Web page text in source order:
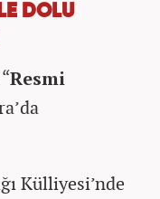
DOLU
Resmi
Külliyesi’nde